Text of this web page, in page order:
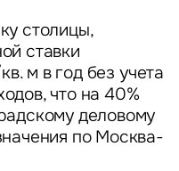
столицы,
ставки
м в год без учета
что на 40%
деловому
по Москва-